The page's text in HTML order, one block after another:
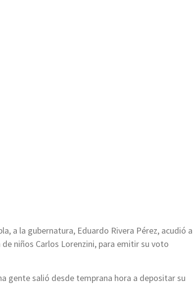
a la gubernatura, Eduardo Rivera Pérez, acudió a
niños Carlos Lorenzini, para emitir su voto
gente salió desde temprana hora a depositar su